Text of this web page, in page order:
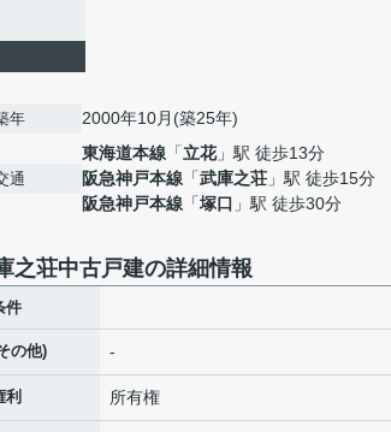
年 2000年10月(築25年)
通
東海道本線 「立花」駅 徒歩13分
阪急神戸本線 「武庫之荘 」駅 徒歩15分
阪急神戸本線 「塚口 」駅 徒歩30分
之荘中古戸建の詳細情報
件
の他) -
利 所有権